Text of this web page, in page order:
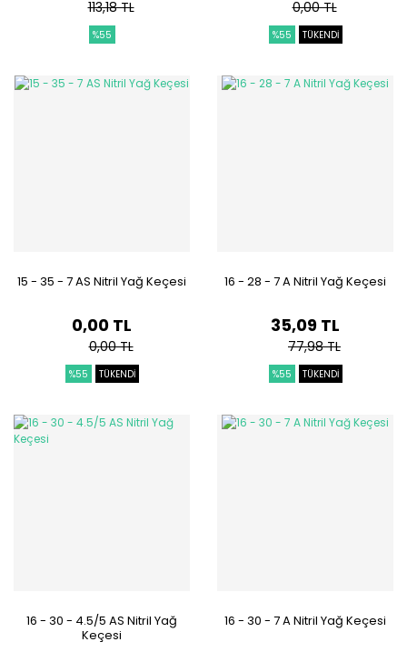
113,18 TL
%55
0,00 TL
%55 TÜKENDİ
15 - 35 - 7 AS Nitril Yağ Keçesi
0,00 TL
0,00 TL
%55 TÜKENDİ
16 - 28 - 7 A Nitril Yağ Keçesi
35,09 TL
77,98 TL
%55 TÜKENDİ
16 - 30 - 4.5/5 AS Nitril Yağ
Keçesi
16 - 30 - 7 A Nitril Yağ Keçesi